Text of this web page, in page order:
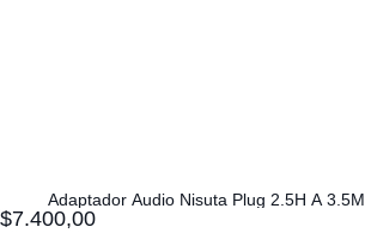
Adaptador Audio Nisuta Plug 2.5H A 3.5M
$7.400,00